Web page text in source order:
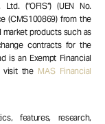
(“OFIS”) (UEN No.
(CMS100869) from the
products such as
contracts for the
is an Exempt Financial
visit the MAS Financial
features, research,